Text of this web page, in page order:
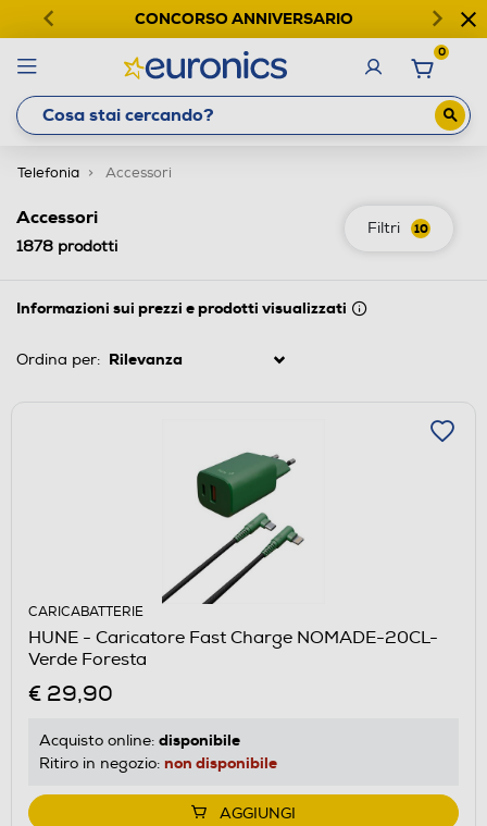
CONCORSO ANNIVERSARIO
0
Telefonia Accessori
Filtri 10
Accessori
1878 prodotti
Informazioni sui prezzi e prodotti visualizzati
Ordina per:
CARICABATTERIE
HUNE - Caricatore Fast Charge NOMADE-20CL-
Verde Foresta
€ 29,90
Acquisto online: disponibile
Ritiro in negozio: non disponibile
AGGIUNGI